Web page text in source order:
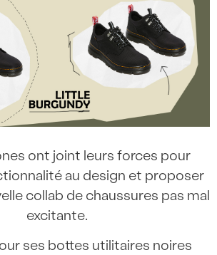
ont joint leurs forces pour
au design et proposer
collab de chaussures pas mal
excitante.
ses bottes utilitaires noires